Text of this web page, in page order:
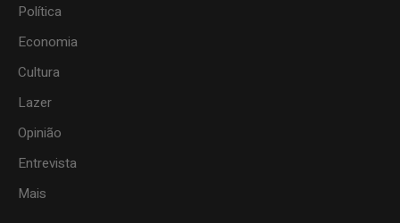
Política
Economia
Cultura
Lazer
Opinião
Entrevista
Mais